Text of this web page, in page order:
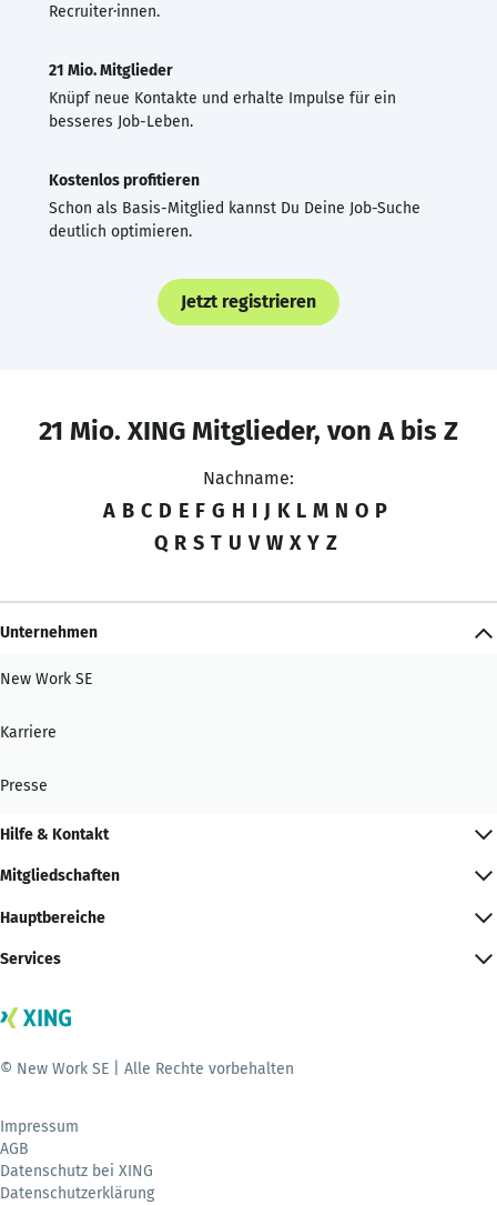
Recruiter·innen.
21 Mio. Mitglieder
Knüpf neue Kontakte und erhalte Impulse für ein
besseres Job-Leben.
Kostenlos profitieren
Schon als Basis-Mitglied kannst Du Deine Job-Suche
deutlich optimieren.
Jetzt registrieren
21 Mio. XING Mitglieder, von A bis Z
Nachname:
A B C D E F G H I J K L M N O P
Q R S T U V W X Y Z
Unternehmen
New Work SE
Karriere
Presse
Hilfe & Kontakt
Mitgliedschaften
Hauptbereiche
Services
© New Work SE | Alle Rechte vorbehalten
Impressum
AGB
Datenschutz bei XING
Datenschutzerklärung